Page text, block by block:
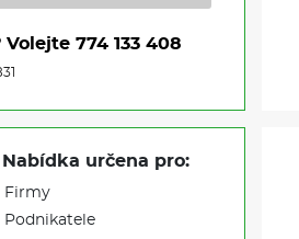
Volejte 774 133 408
Nabídka určena pro:
Firmy
Podnikatele